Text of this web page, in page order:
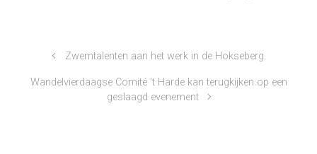
Zwemtalenten aan het werk in de Hokseberg
Wandelvierdaagse Comité ’t Harde kan terugkijken op een
geslaagd evenement